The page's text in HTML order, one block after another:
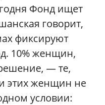
Фонд ищет
говорит,
фиксируют
10% женщин,
— те,
этих женщин не
условии: